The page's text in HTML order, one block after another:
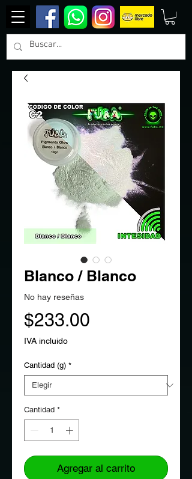
Blanco / Blanco
No hay reseñas
$233.00
IVA incluido
Cantidad (g) *
Cantidad *
Agregar al carrito